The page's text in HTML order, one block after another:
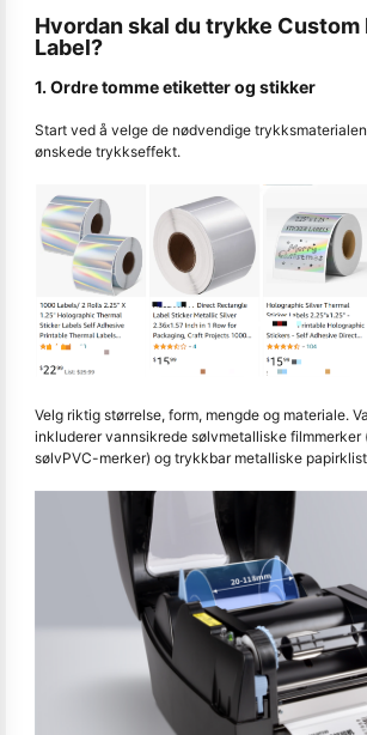
Hvordan skal du trykke
Label?
1. Ordre tomme etiketter og stikker
Start ved å velge de nødvendige
ønskede trykkseffekt.
Velg riktig størrelse, form, mengde og materiale.
inkluderer vannsikrede sølvmetalliske filmmerker
sølvPVC-merker) og trykkbar metalliske